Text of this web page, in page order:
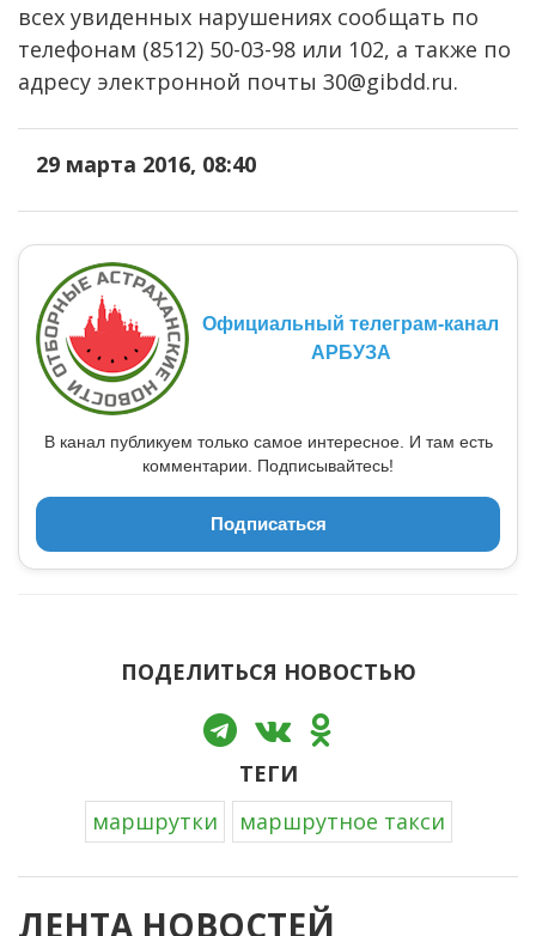
всех увиденных нарушениях сообщать по
телефонам (8512) 50-03-98 или 102, а также по
адресу электронной почты 30@gibdd.ru.
29 марта 2016, 08:40
Официальный телеграм-канал
АРБУЗА
В канал публикуем только самое интересное. И там есть
комментарии. Подписывайтесь!
Подписаться
ПОДЕЛИТЬСЯ НОВОСТЬЮ
ТЕГИ
маршрутки
маршрутное такси
ЛЕНТА НОВОСТЕЙ